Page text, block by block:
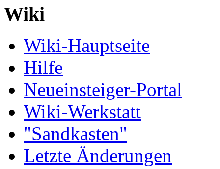
Wiki
Wiki-Hauptseite
Hilfe
Neueinsteiger-Portal
Wiki-Werkstatt
"Sandkasten"
Letzte Änderungen